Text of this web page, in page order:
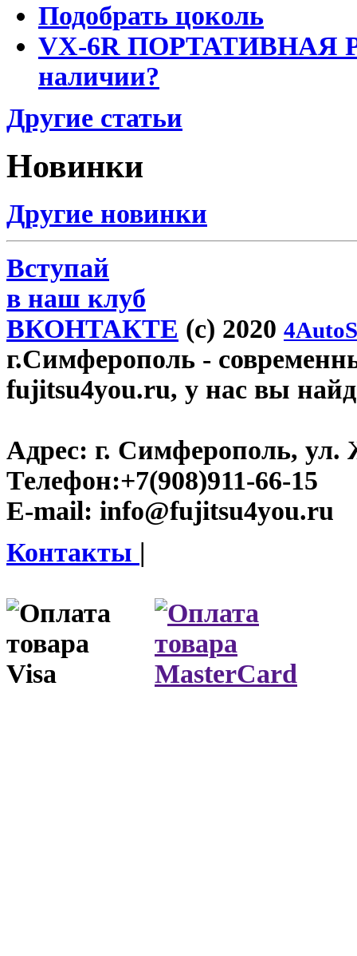
Подобрать цоколь
VX-6R ПОРТАТИВНАЯ
наличии?
Другие статьи
Новинки
Другие новинки
Вступай
в наш клуб
ВКОНТАКТЕ (c) 2020
г.Симферополь -
fujitsu4you.ru, у нас вы
Адрес: г. Симферополь, ул.
Телефон:+7(908)911-66-15
E-mail: info@fujitsu4you.ru
Контакты |